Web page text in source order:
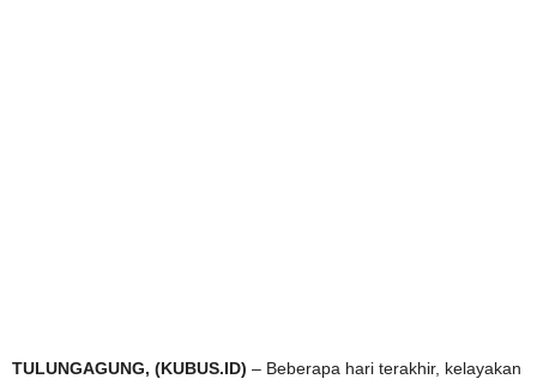
TULUNGAGUNG, (KUBUS.ID) – Beberapa hari terakhir, kelayakan